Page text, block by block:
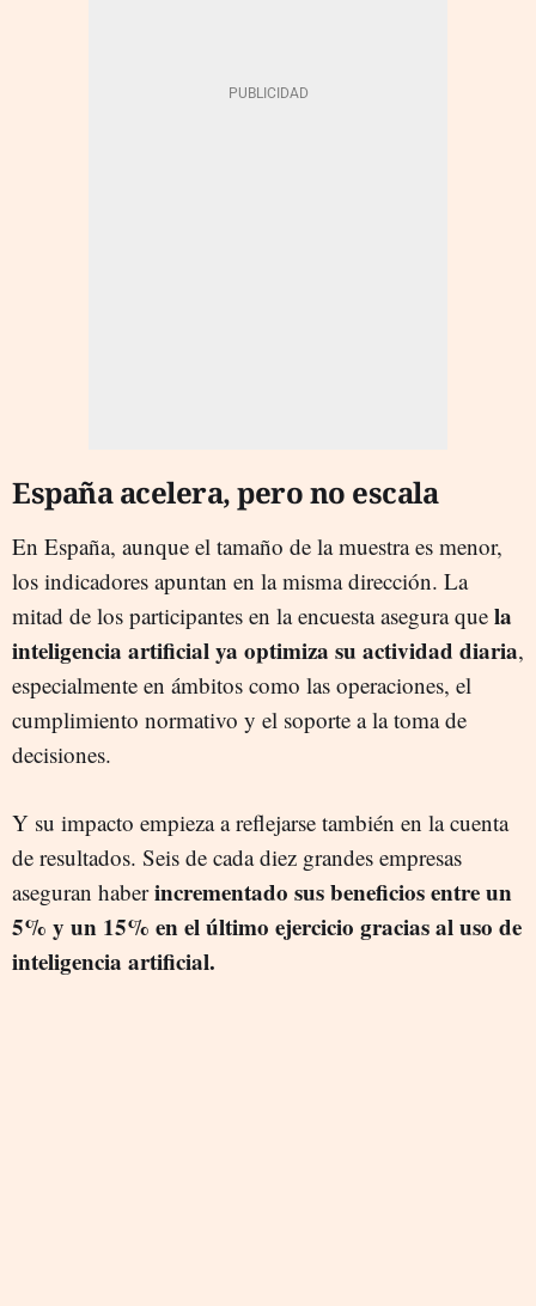
España acelera, pero no escala
En España, aunque el tamaño de la muestra es menor,
los indicadores apuntan en la misma dirección. La
mitad de los participantes en la encuesta asegura que la
inteligencia artificial ya optimiza su actividad diaria,
especialmente en ámbitos como las operaciones, el
cumplimiento normativo y el soporte a la toma de
decisiones.
Y su impacto empieza a reflejarse también en la cuenta
de resultados. Seis de cada diez grandes empresas
aseguran haberincrementado sus beneficios entre un
5% y un 15% en el último ejercicio gracias al uso de
inteligencia artificial.